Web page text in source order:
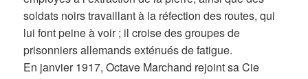
soldats noirs travaillant à la réfection des routes, qui
lui font peine à voir ; il croise des groupes de
prisonniers allemands exténués de fatigue.
En janvier 1917, Octave Marchand rejoint sa Cie